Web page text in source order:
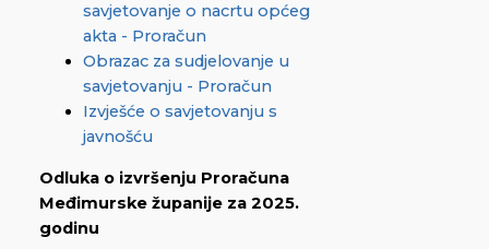
savjetovanje o nacrtu općeg
akta - Proračun
Obrazac za sudjelovanje u
savjetovanju - Proračun
Izvješće o savjetovanju s
javnošću
Odluka o izvršenju Proračuna
Međimurske županije za 2025.
godinu